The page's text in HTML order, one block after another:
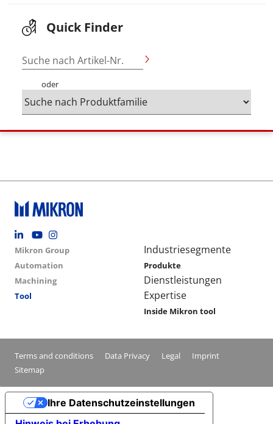
Quick Finder
Suche nach Artikel-Nr.
oder
Footer social
Group menu
Mikron Group
Automation
Machining
Tool
Main navigation
Industriesegmente
Produkte
Dienstleistungen
Expertise
Inside Mikron tool
Conditions footer menu
Terms and conditions Data Privacy Legal
Imprint
Sitemap
Ihre Datenschutzeinstellungen